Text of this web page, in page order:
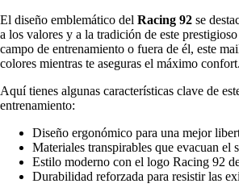
El diseño emblemático del Racing 92 se
a los valores y a la tradición de este
campo de entrenamiento o fuera de él, este
colores mientras te aseguras el máximo confort.
Aquí tienes algunas características clave de
entrenamiento:
Diseño ergonómico para una mejor
Materiales transpirables que evacuan el
Estilo moderno con el logo Racing 92
Durabilidad reforzada para resistir las